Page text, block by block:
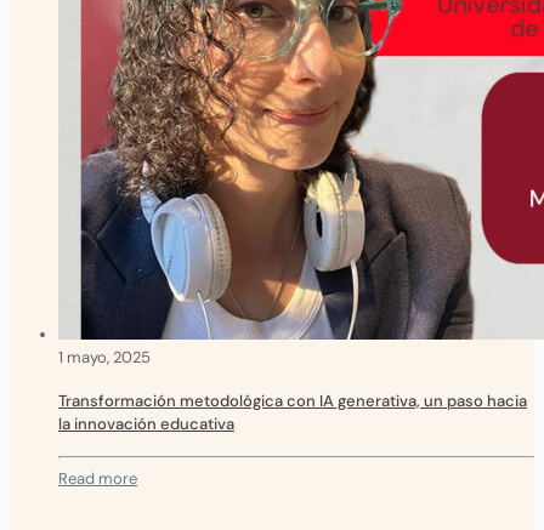
1 mayo, 2025
Transformación metodológica con IA generativa, un paso hacia
la innovación educativa
Read more